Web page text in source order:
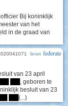
Bij koninklijk
van het
in de graad van
bron federale
van 23 april
, geboren te
besluit van 23
(...)